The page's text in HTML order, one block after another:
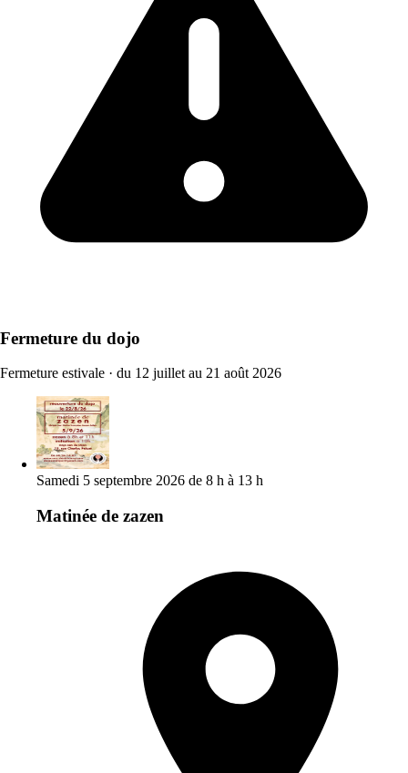
Fermeture du dojo
Fermeture estivale · du 12 juillet au 21 août 2026
Samedi 5 septembre 2026 de 8 h à 13 h
Matinée de zazen